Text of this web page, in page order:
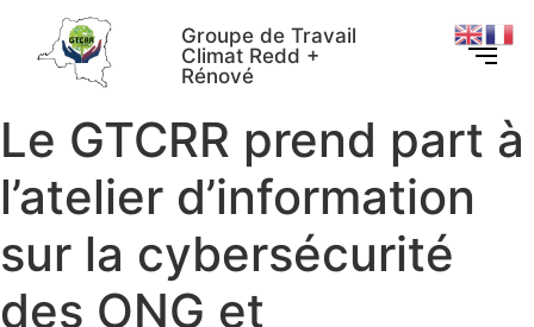
Groupe de Travail
Climat Redd +
Rénové
Le GTCRR prend part à
l’atelier d’information
sur la cybersécurité
des ONG et